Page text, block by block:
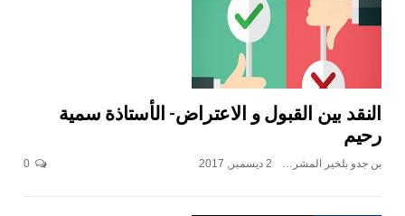
النقد بين القبول و الاعتراض- الأستاذة سمية
رحيم
2 ديسمبر, 2017